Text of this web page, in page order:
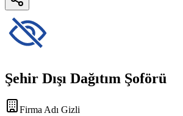
Şehir Dışı Dağıtım Şoförü
Firma Adı Gizli